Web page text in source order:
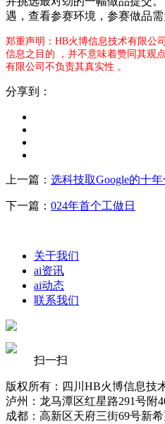
遇，查看参赛环境，参赛做品需
郑重声明：HB火博信息技术有限公
信息之目的 ，并不意味着赞同其观
有限公司不负责其真实性 。
分享到：
上一篇： 选科技取Google的十
下一篇： 024年首个工做日
关于我们
ai资讯
ai动态
联系我们
扫一扫
版权所有：四川HB火博信息技
泸州：龙马潭区红星路291号附
成都：高新区天府三街69号新